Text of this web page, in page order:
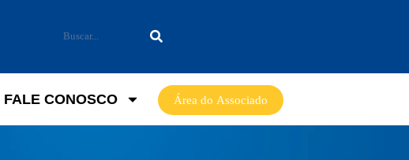
FALE CONOSCO Área do Associado